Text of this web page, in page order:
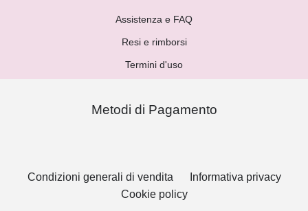
Assistenza e FAQ
Resi e rimborsi
Termini d'uso
Metodi di Pagamento
Condizioni generali di vendita
Informativa privacy
Cookie policy